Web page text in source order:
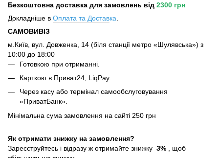
Безкоштовна доставка для замовлень від 2300 грн
Докладніше в Оплата та Доставка
САМОВИВІЗ
м.Київ, вул. Довженка, 14 (біля станції метро «Шулявська») з
10:00 до 18:00
Готовкою при отриманні.
Карткою в Приват24, LiqPay.
Через касу або термінал самообслуговування
«ПриватБанк».
Мінімальна сума замовлення на сайті 250 грн
Як отримати знижку на замовлення?
Зареєструйтесь і відразу ж отримайте знижку 3% , щоб